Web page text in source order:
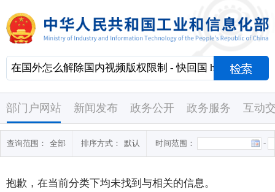
部门户网站 新闻发布 政务公开 政务服务 互动
查询范围： 全部 排序方式： 默认 时间范围： -
抱歉，在当前分类下均未找到与相关的信息。